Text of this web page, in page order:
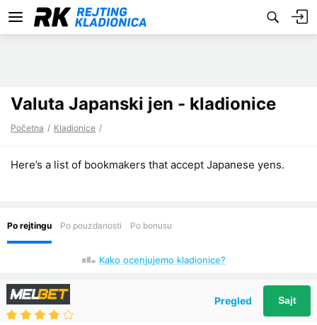
Valuta Japanski jen - kladionice
Početna Kladionice
Here’s a list of bookmakers that accept Japanese yens.
Kako ocenjujemo kladionice?
Pregled Sajt